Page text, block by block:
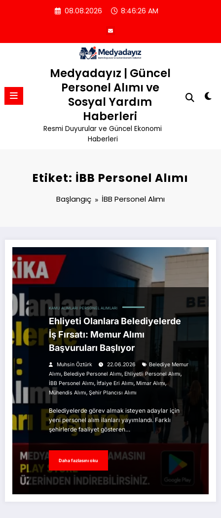
08.08.2026 8:46:26 AM
Medyadayız | Güncel
Personel Alımı ve
Sosyal Yardım
Haberleri
Resmi Duyurular ve Güncel Ekonomi
Haberleri
Etiket: İBB Personel Alımı
Başlangıç İBB Personel Alımı
KAMU ALIMLARI PERSONEL ALIMLARI
Ehliyeti Olanlara Belediyelerde
İş Fırsatı: Memur Alımı
Başvuruları Başlıyor
Muhsin Öztürk 22.06.2026
Belediye Memur
Alımı, Belediye Personel Alımı, Ehliyetli Personel Alımı,
İBB Personel Alımı, İtfaiye Eri Alımı, Mimar Alımı,
Mühendis Alımı, Şehir Plancısı Alımı
Belediyelerde görev almak isteyen adaylar için
yeni personel alım ilanları yayımlandı. Farklı
şehirlerde faaliyet gösteren…
Daha fazlasını oku